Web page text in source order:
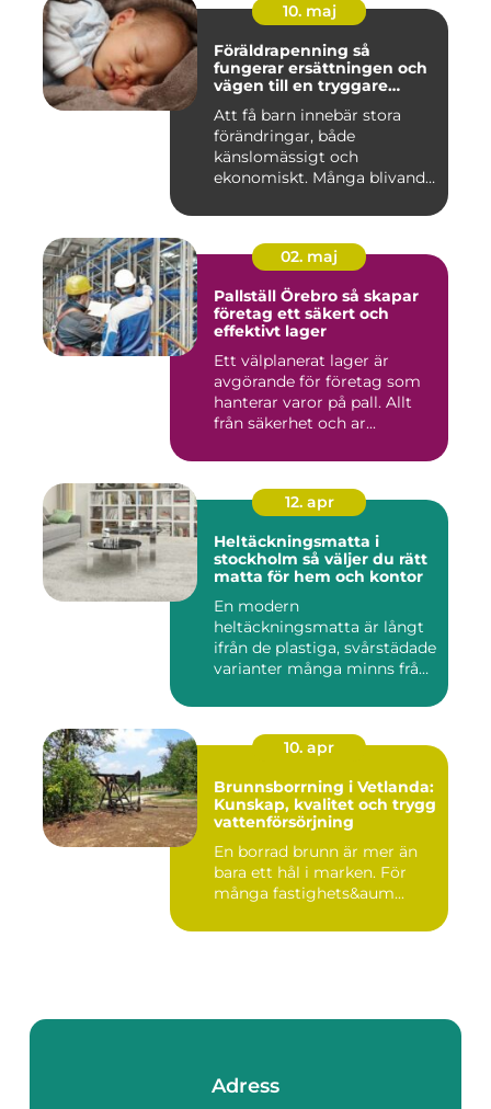
10. maj
Föräldrapenning så
fungerar ersättningen och
vägen till en tryggare
Att få barn innebär stora
förändringar, både
känslomässigt och
ekonomiskt. Många blivande
02. maj
Pallställ Örebro så skapar
företag ett säkert och
effektivt lager
Ett välplanerat lager är
avgörande för företag som
hanterar varor på pall. Allt
från säkerhet och ar...
12. apr
Heltäckningsmatta i
stockholm så väljer du rätt
matta för hem och kontor
En modern
heltäckningsmatta är långt
ifrån de plastiga, svårstädade
varianter många minns från
10. apr
Brunnsborrning i Vetlanda:
Kunskap, kvalitet och trygg
vattenförsörjning
En borrad brunn är mer än
bara ett hål i marken. För
många fastighets&aum...
Adress